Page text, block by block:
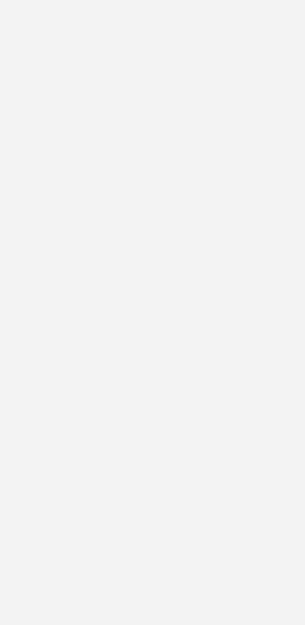
Duopol der
Projektierung von Windparks dezimiert,
im Markt erfolgreichen Windturbinenbauer.
Windenergie erreichten im ersten
nicht mehr sechs sondern nur noch
nennenswerte Anteile am